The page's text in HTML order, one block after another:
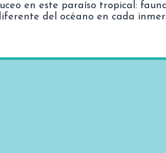
en este paraíso tropical:
del océano en cada